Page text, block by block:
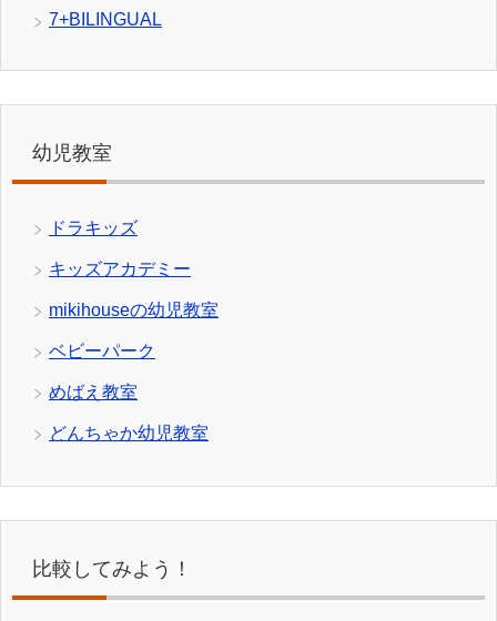
7+BILINGUAL
幼児教室
ドラキッズ
キッズアカデミー
mikihouseの幼児教室
ベビーパーク
めばえ教室
どんちゃか幼児教室
比較してみよう！